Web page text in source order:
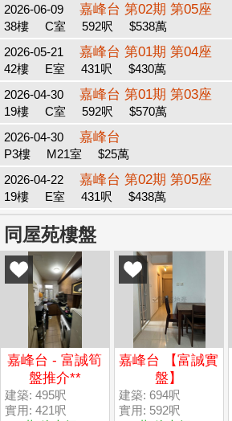
2026-06-09
嘉峰台 第02期 第05座
38樓 C室 592呎
$538萬
2026-05-21
嘉峰台 第01期 第04座
42樓 E室 431呎
$430萬
2026-04-30
嘉峰台 第01期 第03座
19樓 C室 592呎
$570萬
2026-04-30
嘉峰台
P3樓 M21室
$25萬
2026-04-22
嘉峰台 第02期 第05座
19樓 E室 431呎 $438萬
同屋苑樓盤
嘉峰台 - 富誠筍
盤推介**
建築: 495呎
實用: 421呎
嘉峰台 【富誠實
盤】
建築: 694呎
實用: 592呎